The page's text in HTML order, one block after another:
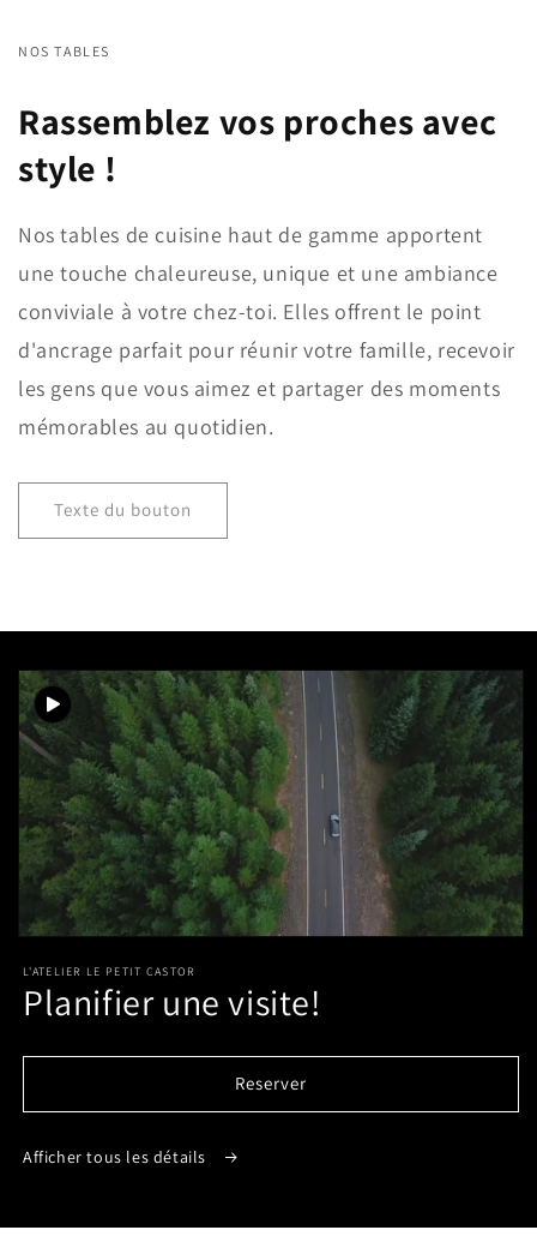
NOS TABLES
Rassemblez vos proches avec
style !
Nos tables de cuisine haut de gamme apportent
une touche chaleureuse, unique et une ambiance
conviviale à votre chez-toi. Elles offrent le point
d'ancrage parfait pour réunir votre famille, recevoir
les gens que vous aimez et partager des moments
mémorables au quotidien.
Texte du bouton
Passer aux
informations
produits
média
dans
L'ATELIER LE PETIT CASTOR
Planifier une visite!
Reserver
Afficher tous les détails